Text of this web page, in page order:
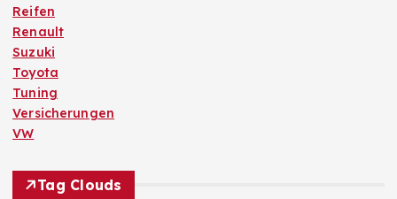
Reifen
Renault
Suzuki
Toyota
Tuning
Versicherungen
VW
Tag Clouds